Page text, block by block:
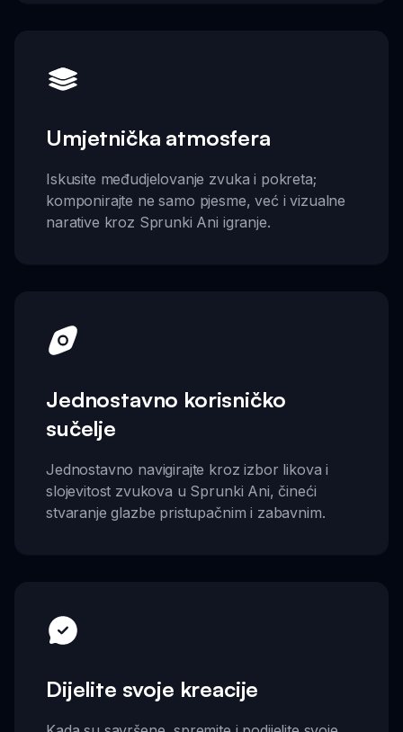
Umjetnička atmosfera
Iskusite međudjelovanje zvuka i pokreta;
komponirajte ne samo pjesme, već i vizualne
narative kroz Sprunki Ani igranje.
Jednostavno korisničko
sučelje
Jednostavno navigirajte kroz izbor likova i
slojevitost zvukova u Sprunki Ani, čineći
stvaranje glazbe pristupačnim i zabavnim.
Dijelite svoje kreacije